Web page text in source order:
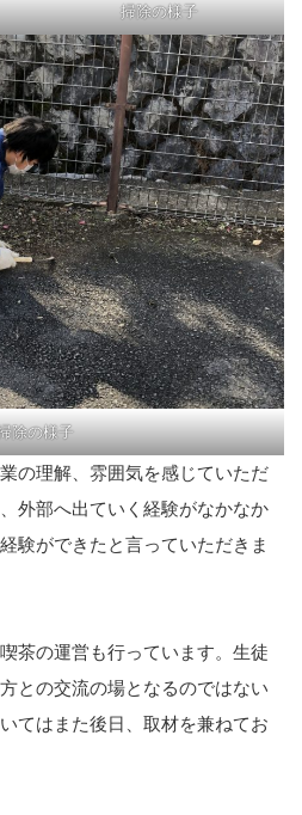
掃除の様子
除の様子
の理解、雰囲気を感じていただ
外部へ出ていく経験がなかなか
験ができたと言っていただきま
茶の運営も行っています。生徒
との交流の場となるのではない
てはまた後日、取材を兼ねてお